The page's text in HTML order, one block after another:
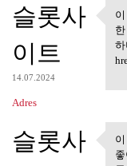
슬롯사
이트
14.07.2024
Adres
이
슬롯사
이